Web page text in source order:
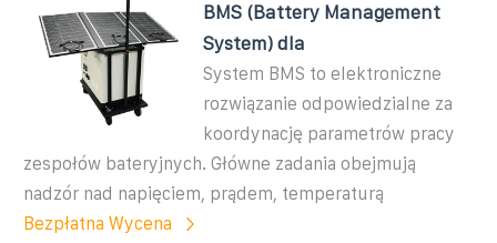
BMS (Battery Management
System) dla
System BMS to elektroniczne
rozwiązanie odpowiedzialne za
koordynację parametrów pracy
zespołów bateryjnych. Główne zadania obejmują
nadzór nad napięciem, prądem, temperaturą
Bezpłatna Wycena